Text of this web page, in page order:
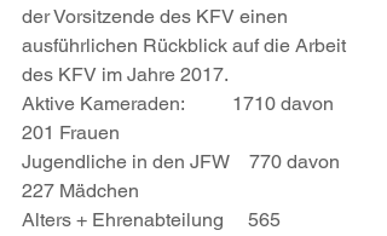
der Vorsitzende des KFV einen
ausführlichen Rückblick auf die Arbeit
des KFV im Jahre 2017.
Aktive Kameraden:          1710 davon
201 Frauen
Jugendliche in den JFW    770 davon
227 Mädchen
Alters + Ehrenabteilung     565